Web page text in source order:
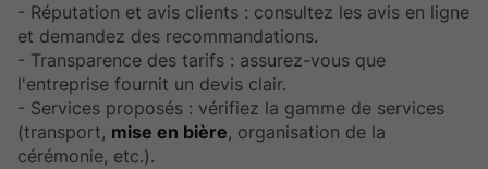
- Réputation et avis clients : consultez les avis en ligne
et demandez des recommandations.
- Transparence des tarifs : assurez-vous que
l'entreprise fournit un devis clair.
- Services proposés : vérifiez la gamme de services
(transport, mise en bière, organisation de la
cérémonie, etc.).